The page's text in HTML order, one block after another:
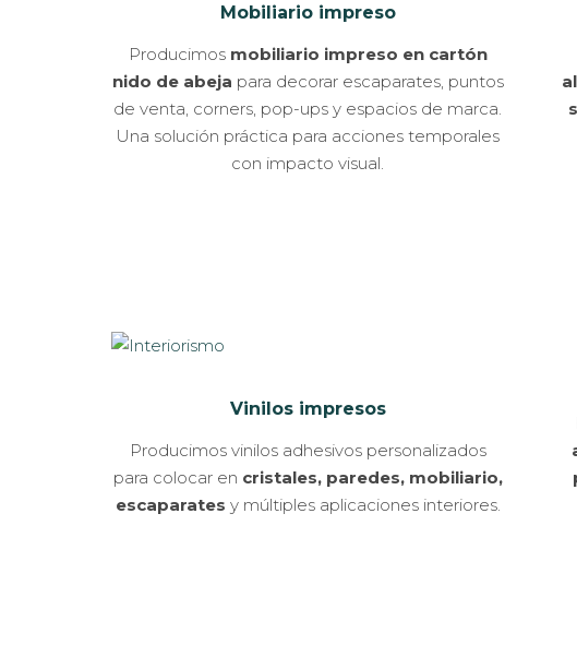
Mobiliario impreso
Producimos mobiliario impreso en cartón
nido de abeja para decorar escaparates, puntos
de venta, corners, pop-ups y espacios de marca.
Una solución práctica para acciones temporales
con impacto visual.
Vinilos impresos
Producimos vinilos adhesivos personalizados
para colocar en cristales, paredes, mobiliario,
escaparates y múltiples aplicaciones interiores.